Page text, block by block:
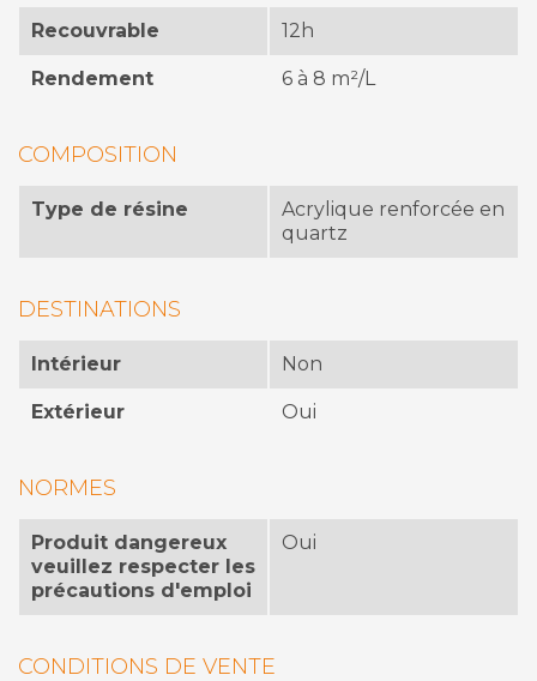
Recouvrable 12h
Rendement 6 à 8 m²/L
COMPOSITION
Type de résine
Acrylique renforcée en
quartz
DESTINATIONS
Intérieur Non
Extérieur Oui
NORMES
Produit dangereux
veuillez respecter les
précautions d'emploi
Oui
CONDITIONS DE VENTE